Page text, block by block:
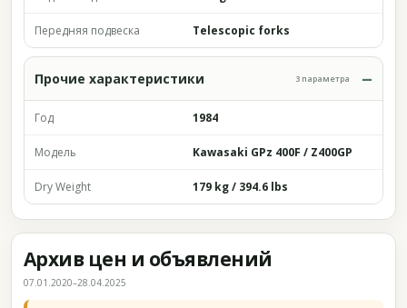
Передняя подвеска Telescopic forks
Прочие характеристики 3 параметра
Год 1984
Модель Kawasaki GPz 400F / Z400GP
Dry Weight 179 kg / 394.6 lbs
Архив цен и объявлений
07.01.2020–28.04.2025